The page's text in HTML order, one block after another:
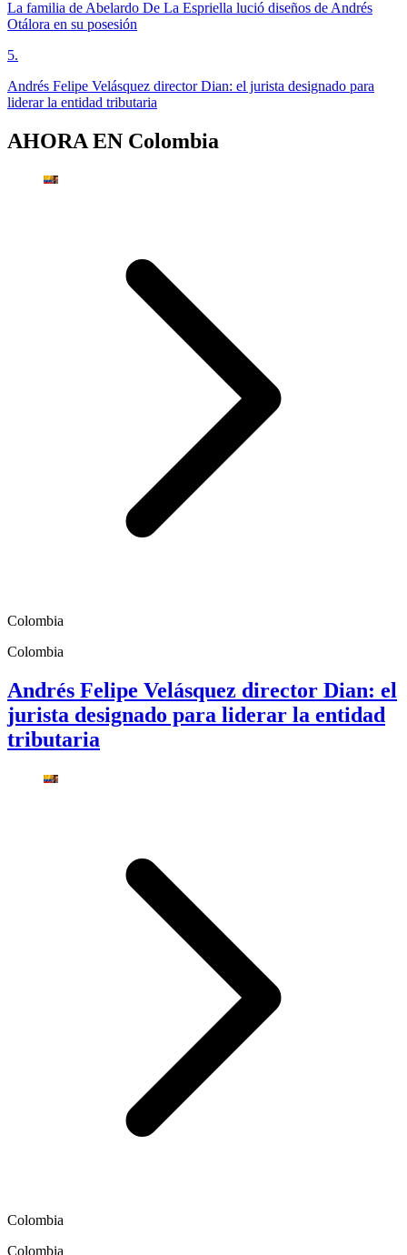
La familia de Abelardo De La Espriella lució diseños de Andrés
Otálora en su posesión
5.
Andrés Felipe Velásquez director Dian: el jurista designado para
liderar la entidad tributaria
AHORA EN Colombia
Colombia
Colombia
Andrés Felipe Velásquez director Dian: el
jurista designado para liderar la entidad
tributaria
Colombia
Colombia